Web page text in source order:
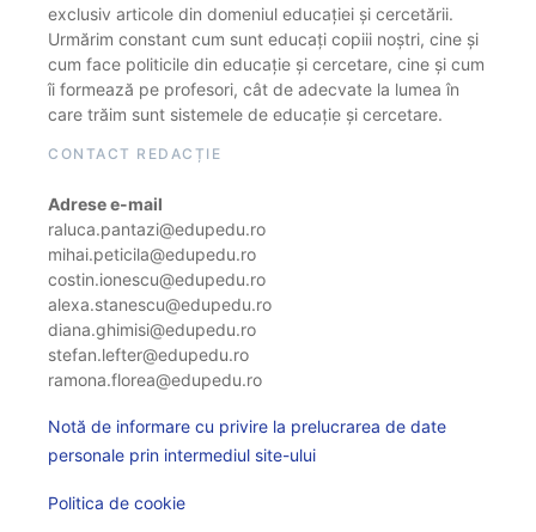
exclusiv articole din domeniul educației și cercetării.
Urmărim constant cum sunt educați copiii noștri, cine și
cum face politicile din educație și cercetare, cine și cum
îi formează pe profesori, cât de adecvate la lumea în
care trăim sunt sistemele de educație și cercetare.
CONTACT REDACȚIE
Adrese e-mail
raluca.pantazi@edupedu.ro
mihai.peticila@edupedu.ro
costin.ionescu@edupedu.ro
alexa.stanescu@edupedu.ro
diana.ghimisi@edupedu.ro
stefan.lefter@edupedu.ro
ramona.florea@edupedu.ro
Notă de informare cu privire la prelucrarea de date
personale prin intermediul site-ului
Politica de cookie